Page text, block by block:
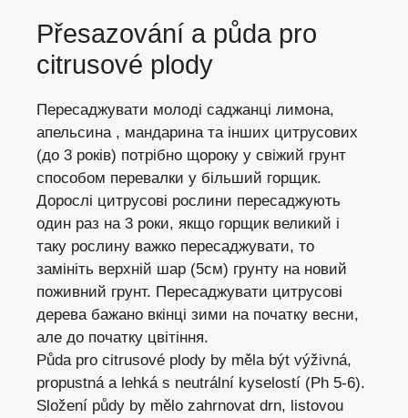
Přesazování a půda pro
citrusové plody
Пересаджувати молоді саджанці лимона,
апельсина , мандарина та інших цитрусових
(до 3 років) потрібно щороку у свіжий грунт
способом перевалки у більший горщик.
Дорослі цитрусові рослини пересаджують
один раз на 3 роки, якщо горщик великий і
таку рослину важко пересаджувати, то
замініть верхній шар (5см) грунту на новий
поживний грунт. Пересаджувати цитрусові
дерева бажано вкінці зими на початку весни,
але до початку цвітіння.
Půda pro citrusové plody by měla být výživná,
propustná a lehká s neutrální kyselostí (Ph 5-6).
Složení půdy by mělo zahrnovat drn, listovou